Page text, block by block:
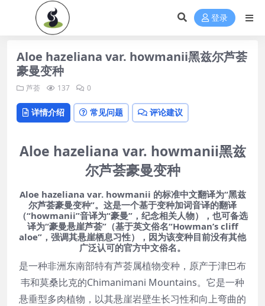
登录
Aloe hazeliana var. howmanii黑兹尔芦荟
豪曼变种
芦荟 137 0
详情介绍 常见问题 评论建议
Aloe hazeliana var. howmanii黑兹
尔芦荟豪曼变种
Aloe hazeliana var. howmanii 的标准中文翻译为“黑兹
尔芦荟豪曼变种”。这是一个基于变种加词音译的翻译
（“howmanii”音译为“豪曼”，纪念相关人物），也可备选
译为“豪曼悬崖芦荟”（基于英文俗名“Howman’s cliff
aloe”，强调其悬崖栖息习性），因为该变种目前没有其他
广泛认可的官方中文俗名。
是一种非洲东南部特有芦荟属植物变种，原产于津巴布
韦和莫桑比克的Chimanimani Mountains。它是一种
悬垂型多肉植物，以其悬崖岩壁生长习性和向上弯曲的